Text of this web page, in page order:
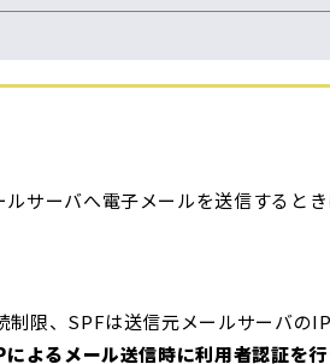
サーバへ電子メールを送信するとき
制限、SPFは送信元メールサーバ
よるメール送信時に利用者認証を行